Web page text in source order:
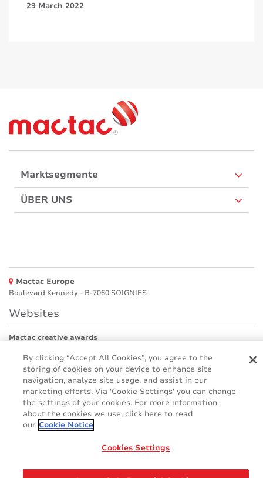
29 March 2022
Marktsegmente
ÜBER UNS
Mactac Europe
Boulevard Kennedy - B-7060 SOIGNIES
Websites
Mactac creative awards
© 2016 - 2026
Glossar
Cookie Policy
FAQ (Häufig gestellten Fragen)
By clicking “Accept All Cookies”, you agree to the
storing of cookies on your device to enhance site
navigation, analyze site usage, and assist in our
marketing efforts. Via 'Cookie Settings' you can change
the settings of your cookies. For more information
about the cookies we use, click here to read
our Cookie Notice
Cookies Settings